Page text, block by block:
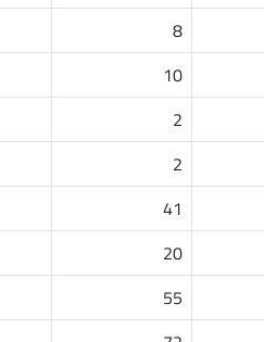
8
10
2
2
41
20
55